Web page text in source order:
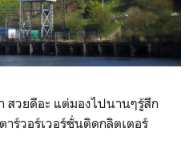
สวยดีอะ แต่มองไปนานๆรู้สึก
าร์วอร์เวอร์ชั่นติดกลิตเตอร์